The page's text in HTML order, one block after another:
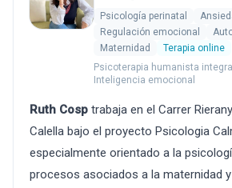
Psicología perinatal
Regulación emocional
Maternidad
Terapia online
Psicoterapia humanista
Inteligencia emocional
Ruth Cosp trabaja en el Carrer
Calella bajo el proyecto Psicologia
especialmente orientado a la
procesos asociados a la maternidad